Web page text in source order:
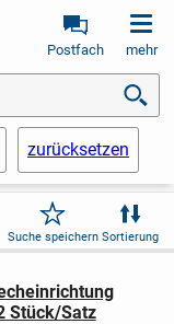
Postfach mehr
zurücksetzen
Suche speichern Sortierung
Stück/Satz